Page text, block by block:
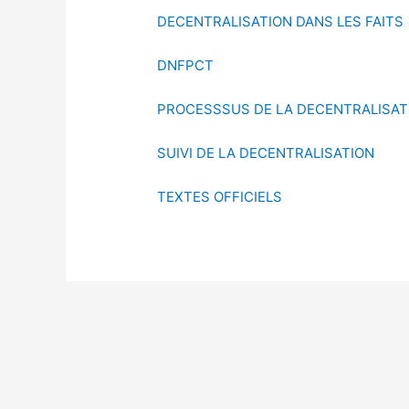
DECENTRALISATION DANS LES FAITS
DNFPCT
PROCESSSUS DE LA
SUIVI DE LA DECENTRALISATION
TEXTES OFFICIELS